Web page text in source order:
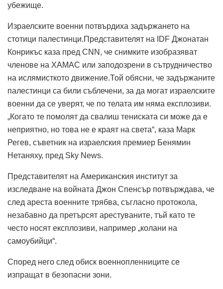
убежище.
Израелските военни потвърдиха задържането на
стотици палестинци.Представителят на IDF Джонатан
Конрикъс каза пред CNN, че снимките изобразяват
членове на ХАМАС или заподозрени в сътрудничество
на ислямисткото движение.Той обясни, че задържаните
палестинци са били съблечени, за да могат израелските
военни да се уверят, че по телата им няма експлозиви.
„Когато те помолят да свалиш тениската си може да е
неприятно, но това не е краят на света“, каза Марк
Регев, съветник на израелския премиер Бенямин
Нетаняху, пред Sky News.
Представителят на Американския институт за
изследване на войната Джон Спенсър потвърждава, че
след ареста военните трябва, съгласно протокола,
незабавно да претърсят арестуваните, тъй като те
често носят експлозиви, например „колани на
самоубийци“.
Според него след обиск военнопленниците се
изпращат в безопасни зони.